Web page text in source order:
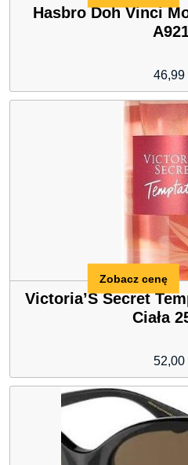
Hasbro Doh Vinci
46,99
Victoria’S Secret
Ciała
52,00
Zobacz cenę